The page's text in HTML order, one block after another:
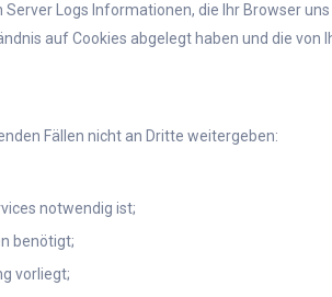
Logs Informationen, die Ihr Browser
auf Cookies abgelegt haben und die von
Fällen nicht an Dritte weitergeben:
notwendig ist;
benötigt;
vorliegt;